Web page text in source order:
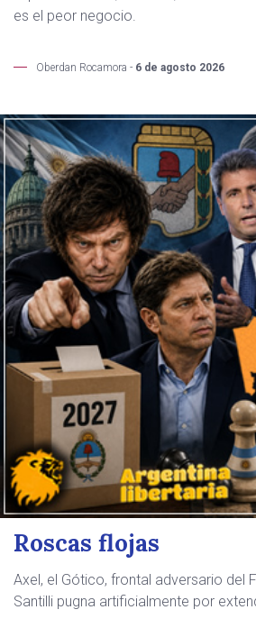
es el peor negocio.
Oberdan Rocamora - 6 de agosto 2026
Roscas flojas
Axel, el Gótico, frontal adversario del
Santilli pugna artificialmente por